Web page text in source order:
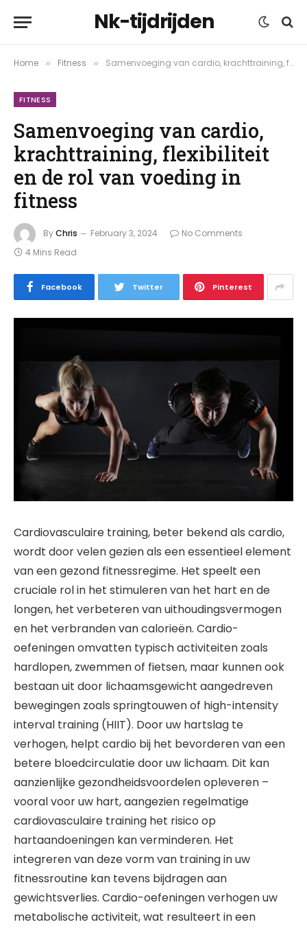
Nk-tijdrijden
Home » Fitness » Samenvoeging van cardio, krachttraining, flexibiliteit en de rol van voeding in fitness
FITNESS
Samenvoeging van cardio,
krachttraining, flexibiliteit
en de rol van voeding in
fitness
ByChris February 3, 2024
No Comments
4 Mins Read
Facebook Twitter Pinterest
Cardiovasculaire training, beter bekend als cardio,
wordt door velen gezien als een essentieel element
van een gezond fitnessregime. Het speelt een
cruciale rol in het stimuleren van het hart en de
longen, het verbeteren van uithoudingsvermogen
en het verbranden van calorieën. Cardio-
oefeningen omvatten typisch activiteiten zoals
hardlopen, zwemmen of fietsen, maar kunnen ook
bestaan uit door lichaamsgewicht aangedreven
bewegingen zoals springtouwen of high-intensity
interval training (HIIT). Door uw hartslag te
verhogen, helpt cardio bij het bevorderen van een
betere bloedcirculatie door uw lichaam. Dit kan
aanzienlijke gezondheidsvoordelen opleveren –
vooral voor uw hart, aangezien regelmatige
cardiovasculaire training het risico op
hartaandoeningen kan verminderen. Het
integreren van deze vorm van training in uw
fitnessroutine kan tevens bijdragen aan
gewichtsverlies. Cardio-oefeningen verhogen uw
metabolische activiteit, wat resulteert in een